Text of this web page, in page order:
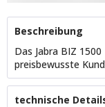
Beschreibung
Das Jabra BIZ
preisbewusste
technische